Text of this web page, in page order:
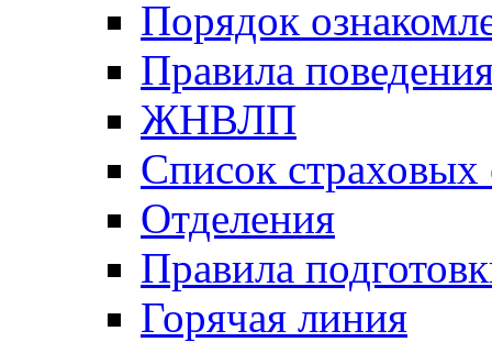
Порядок
Правила
ЖНВЛП
Список страховых
Отделения
Правила
Горячая линия